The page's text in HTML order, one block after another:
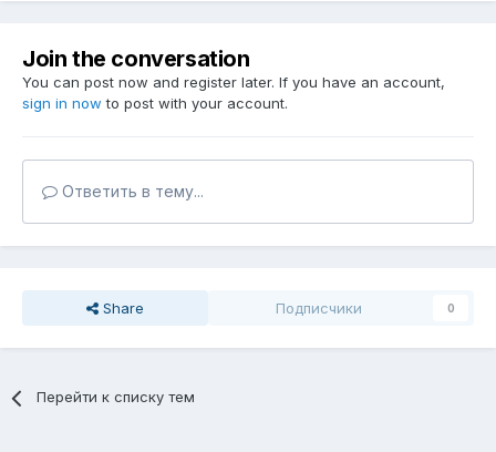
Join the conversation
You can post now and register later. If you have an account,
sign in now to post with your account.
Ответить в тему...
Share Подписчики 0
Перейти к списку тем